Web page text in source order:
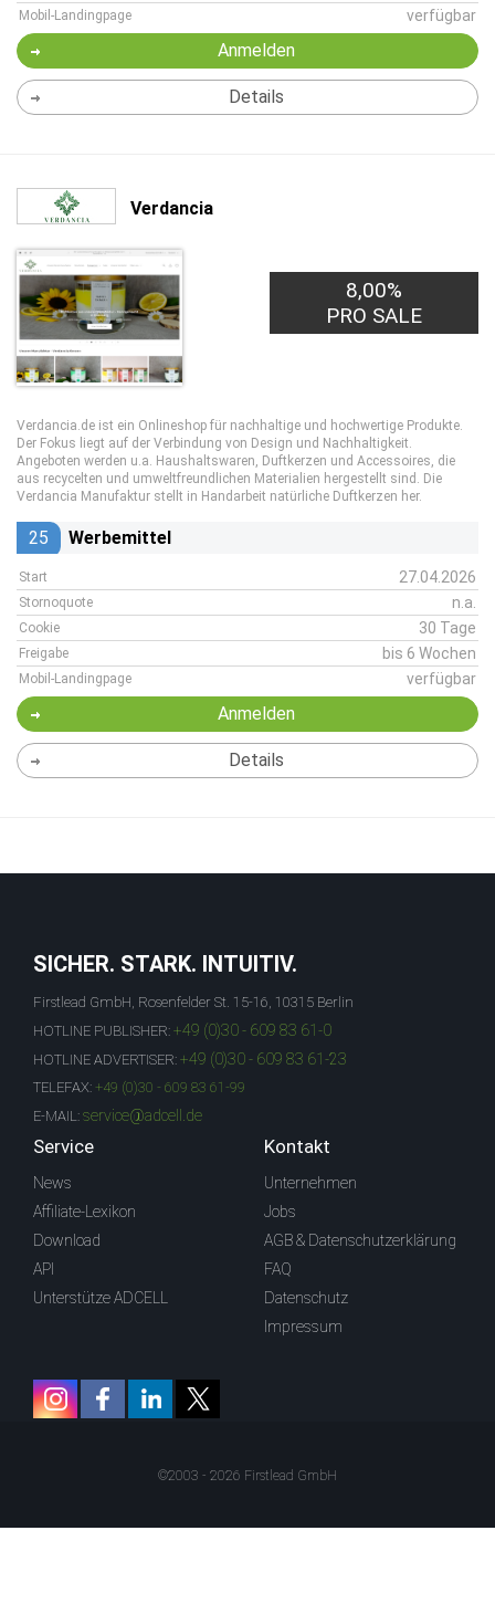
Mobil-Landingpage verfügbar
Anmelden
Details
Verdancia
8,00%
PRO SALE
Verdancia.de ist ein Onlineshop für nachhaltige und hochwertige Produkte.
Der Fokus liegt auf der Verbindung von Design und Nachhaltigkeit.
Angeboten werden u.a. Haushaltswaren, Duftkerzen und Accessoires, die
aus recycelten und umweltfreundlichen Materialien hergestellt sind. Die
Verdancia Manufaktur stellt in Handarbeit natürliche Duftkerzen her.
25 Werbemittel
Start 27.04.2026
Stornoquote n.a.
Cookie 30 Tage
Freigabe bis 6 Wochen
Mobil-Landingpage verfügbar
Anmelden
Details
SICHER. STARK. INTUITIV.
Firstlead GmbH, Rosenfelder St. 15-16, 10315 Berlin
HOTLINE PUBLISHER: +49 (0)30 - 609 83 61-0
HOTLINE ADVERTISER: +49 (0)30 - 609 83 61-23
TELEFAX: +49 (0)30 - 609 83 61-99
E-MAIL: service@adcell.de
Service
News
Affiliate-Lexikon
Download
API
Unterstütze ADCELL
Kontakt
Unternehmen
Jobs
AGB & Datenschutzerklärung
FAQ
Datenschutz
Impressum
©2003 - 2026 Firstlead GmbH